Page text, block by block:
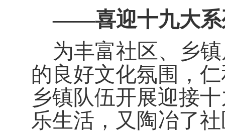
——喜迎十九大系
为丰富社区、乡
的良好文化氛围，
乡镇队伍开展迎接
乐生活，又陶冶了